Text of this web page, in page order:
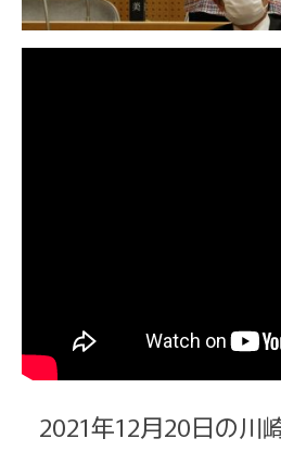
2021年12月20日の川